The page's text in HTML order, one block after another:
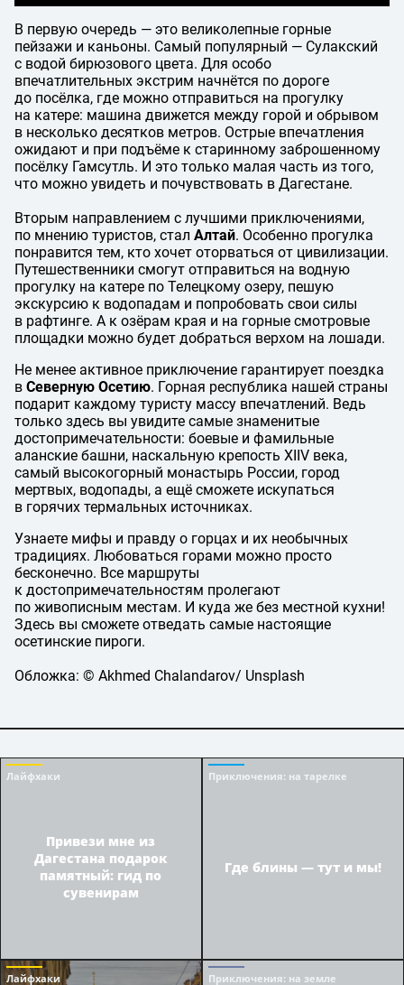
В первую очередь — это великолепные горные
пейзажи и каньоны. Самый популярный — Сулакский
с водой бирюзового цвета. Для особо
впечатлительных экстрим начнётся по дороге
до посёлка, где можно отправиться на прогулку
на катере: машина движется между горой и обрывом
в несколько десятков метров. Острые впечатления
ожидают и при подъёме к старинному заброшенному
посёлку Гамсутль. И это только малая часть из того,
что можно увидеть и почувствовать в Дагестане.
Вторым направлением с лучшими приключениями,
по мнению туристов, стал Алтай. Особенно прогулка
понравится тем, кто хочет оторваться от цивилизации.
Путешественники смогут отправиться на водную
прогулку на катере по Телецкому озеру, пешую
экскурсию к водопадам и попробовать свои силы
в рафтинге. А к озёрам края и на горные смотровые
площадки можно будет добраться верхом на лошади.
Не менее активное приключение гарантирует поездка
в Северную Осетию. Горная республика нашей страны
подарит каждому туристу массу впечатлений. Ведь
только здесь вы увидите самые знаменитые
достопримечательности: боевые и фамильные
аланские башни, наскальную крепость XIIV века,
самый высокогорный монастырь России, город
мертвых, водопады, а ещё сможете искупаться
в горячих термальных источниках.
Узнаете мифы и правду о горцах и их необычных
традициях. Любоваться горами можно просто
бесконечно. Все маршруты
к достопримечательностям пролегают
по живописным местам. И куда же без местной кухни!
Здесь вы сможете отведать самые настоящие
осетинские пироги.
Обложка: © Akhmed Chalandarov/ Unsplash
Лайфхаки
Привези мне из
Дагестана подарок
памятный: гид по
сувенирам
Приключения: на тарелке
Где блины — тут и мы!
Лайфхаки Приключения: на земле